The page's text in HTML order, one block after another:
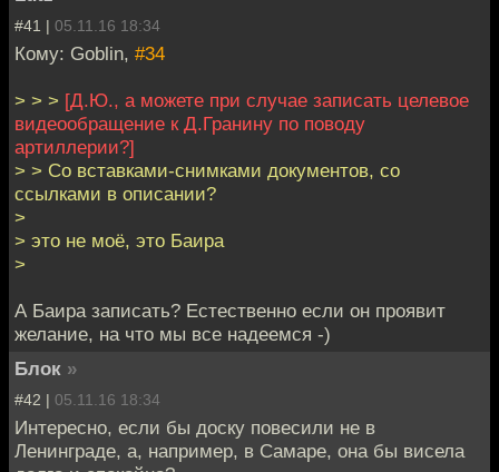
#41 | 05.11.16 18:34
Кому: Goblin, #34
> > > [Д.Ю., а можете при случае записать целевое
видеообращение к Д.Гранину по поводу
артиллерии?]
> > Со вставками-снимками документов, со
ссылками в описании?
>
> это не моё, это Баира
>
А Баира записать? Естественно если он проявит
желание, на что мы все надеемся -)
Блок »
#42 | 05.11.16 18:34
Интересно, если бы доску повесили не в
Ленинграде, а, например, в Самаре, она бы висела